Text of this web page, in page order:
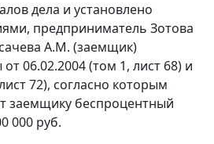
дела и установлено
предприниматель Зотова
А.М. (заемщик)
06.02.2004 (том 1, лист 68) и
72), согласно которым
заемщику беспроцентный
000 руб.